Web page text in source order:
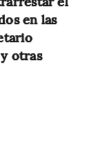
en las
otras